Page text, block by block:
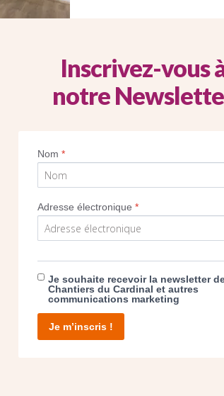
Imprimer
D’AGIR
Inscrivez-vous
notre
Nom*
Adresse électronique*
Je souhaite recevoir la newsletter
Chantiers du Cardinal et autres
communications marketing
Je m’inscris !